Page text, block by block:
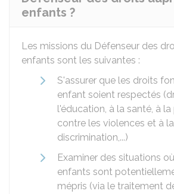
enfants ?
Les missions du Défenseur des
enfants sont les suivantes :
S'assurer que les droits
enfant soient respectés
l'éducation, à la santé, à
contre les violences et à la
discrimination,...)
Examiner des situations
enfants sont
mépris (via le traitement